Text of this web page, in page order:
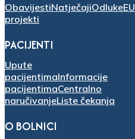
ObavijestiNatječajiOdlukeEU
projekti
PACIJENTI
Upute
pacijentimaInformacije
pacijentimaCentralno
naručivanjeListe čekanja
O BOLNICI